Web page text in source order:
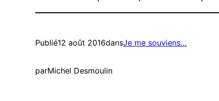
Publié12 août 2016dansJe me souviens…
parMichel Desmoulin